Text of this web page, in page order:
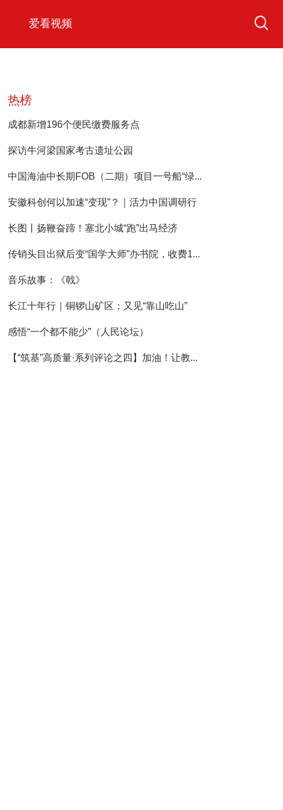
爱看视频
热榜
成都新增196个便民缴费服务点
探访牛河梁国家考古遗址公园
中国海油中长期FOB（二期）项目一号船“绿...
安徽科创何以加速“变现”？｜活力中国调研行
长图丨扬鞭奋蹄！塞北小城“跑”出马经济
传销头目出狱后变“国学大师”办书院，收费1...
音乐故事：《戟》
长江十年行｜铜锣山矿区：又见“靠山吃山”
感悟“一个都不能少”（人民论坛）
【“筑基”高质量·系列评论之四】加油！让教...